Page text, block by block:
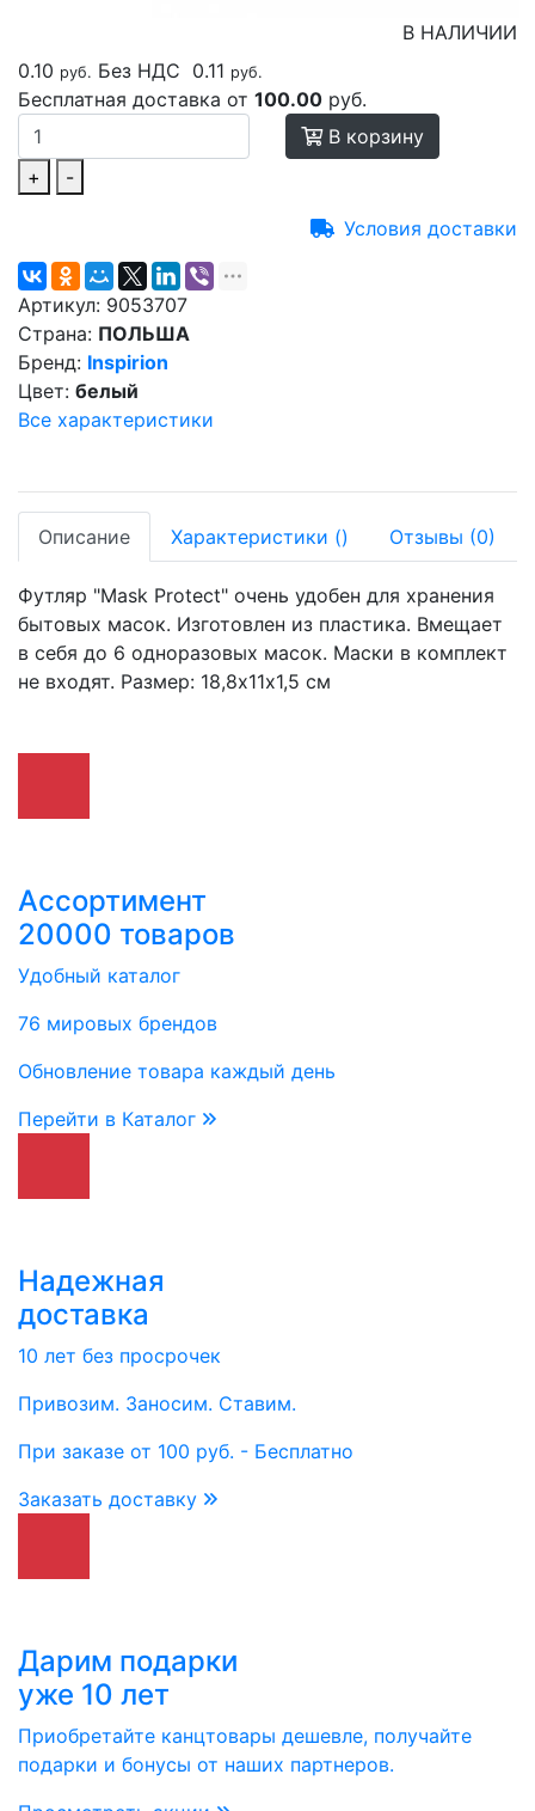
В НАЛИЧИИ
0.10 руб. Без НДС 0.11 руб.
Бесплатная доставка от 100.00 руб.
+ -
В корзину
Условия доставки
Артикул: 9053707
Страна: ПОЛЬША
Бренд: Inspirion
Цвет: белый
Все характеристики
Описание Характеристики () Отзывы (0)
Футляр "Mask Protect" очень удобен для хранения
бытовых масок. Изготовлен из пластика. Вмещает
в себя до 6 одноразовых масок. Маски в комплект
не входят. Размер: 18,8х11х1,5 см
Ассортимент
20000 товаров
Удобный каталог
76 мировых брендов
Обновление товара каждый день
Перейти в Каталог
Надежная
доставка
10 лет без просрочек
Привозим. Заносим. Ставим.
При заказе от 100 руб. - Бесплатно
Заказать доставку
Дарим подарки
уже 10 лет
Приобретайте канцтовары дешевле, получайте
подарки и бонусы от наших партнеров.